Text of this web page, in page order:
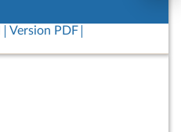
Version PDF